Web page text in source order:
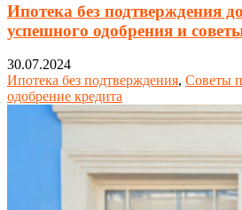
Ипотека без подтверждения
успешного одобрения и
30.07.2024
Ипотека без подтверждения, Советы
одобрение кредита